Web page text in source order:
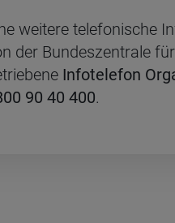
weitere telefonische
der Bundeszentrale
Infotelefon
90 40 400.